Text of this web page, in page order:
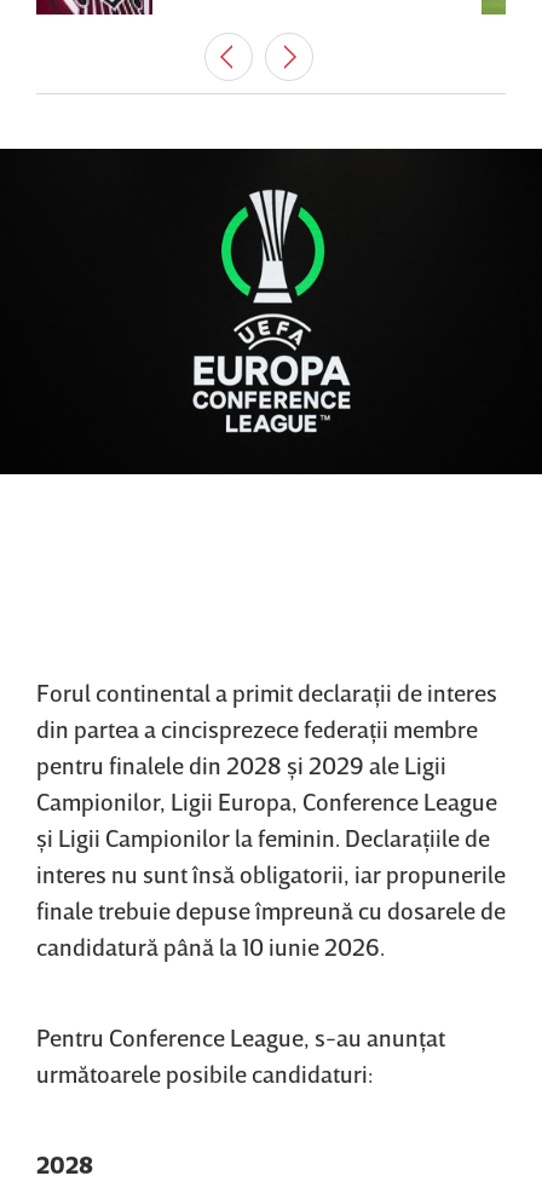
Forul continental a primit declaraţii de interes
din partea a cincisprezece federaţii membre
pentru finalele din 2028 şi 2029 ale Ligii
Campionilor, Ligii Europa, Conference League
şi Ligii Campionilor la feminin. Declaraţiile de
interes nu sunt însă obligatorii, iar propunerile
finale trebuie depuse împreună cu dosarele de
candidatură până la 10 iunie 2026.
Pentru Conference League, s-au anunţat
următoarele posibile candidaturi:
2028